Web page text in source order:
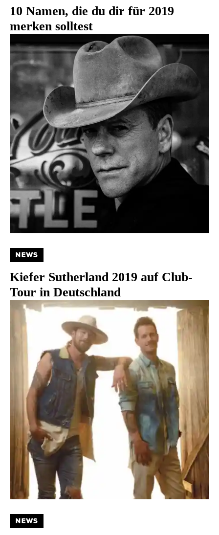
10 Namen, die du dir für 2019
merken solltest
NEWS
Kiefer Sutherland 2019 auf Club-
Tour in Deutschland
NEWS